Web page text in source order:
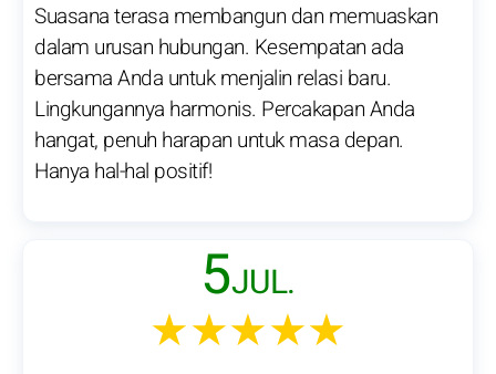
Suasana terasa membangun dan memuaskan
dalam urusan hubungan. Kesempatan ada
bersama Anda untuk menjalin relasi baru.
Lingkungannya harmonis. Percakapan Anda
hangat, penuh harapan untuk masa depan.
Hanya hal-hal positif!
5JUL.
★★★★★